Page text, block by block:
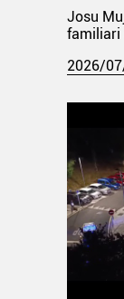
Josu
familiari
2026/